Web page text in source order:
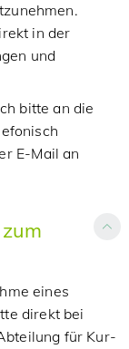
in der
und
bitte an die
E-Mail an
eines
direkt bei
für Kur-